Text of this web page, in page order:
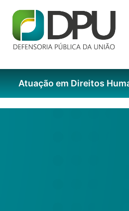
Atuação em Direitos